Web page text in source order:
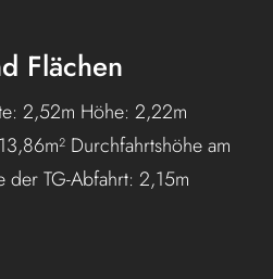
Flächen
2,52m Höhe: 2,22m
Durchfahrtshöhe am
der TG-Abfahrt: 2,15m